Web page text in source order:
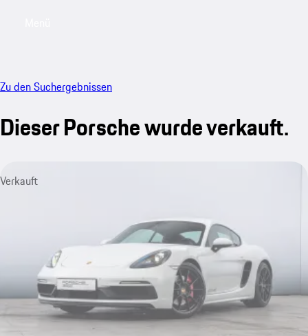
Zu den Suchergebnissen
Dieser Porsche wurde verkauft.
Verkauft